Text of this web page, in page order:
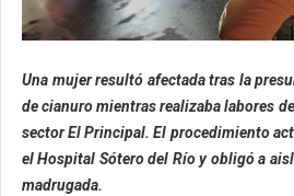
Una mujer resultó afectada tras la
de cianuro mientras realizaba labores
sector El Principal. El procedimiento
el Hospital Sótero del Río y obligó a
madrugada.